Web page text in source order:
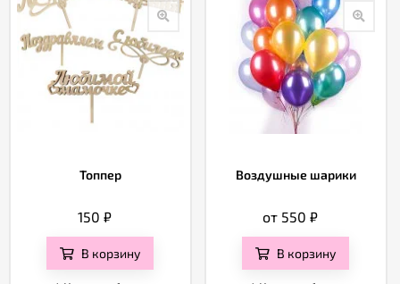
Топпер
150₽
В корзину
Воздушные шарики
от 550₽
В корзину